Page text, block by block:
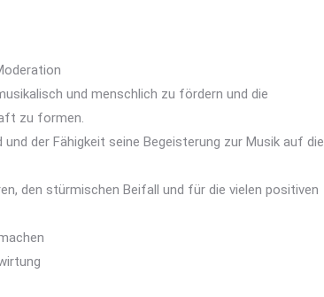
und menschlich zu fördern und die
zu formen.
der Fähigkeit seine Begeisterung zur Musik auf die
den stürmischen Beifall und für die vielen positiven